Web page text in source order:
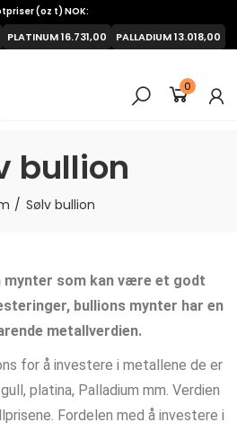
0
(oz t) NOK:
PLATINUM16.731,00 PALLADIUM13.018,00
bullion
Sølv bullion
mynter som kan være et godt
bullions mynter har en
metallverdien.
for å investere i metallene de er
platina, Palladium mm. Verdien
Fordelen med å investere i